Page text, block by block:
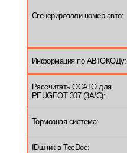
Сгенерировали номер авто:
Информация по АВТОКОДу:
Рассчитать ОСАГО для
PEUGEOT 307 (3A/C):
Тормозная система:
IDшник в TecDoc: